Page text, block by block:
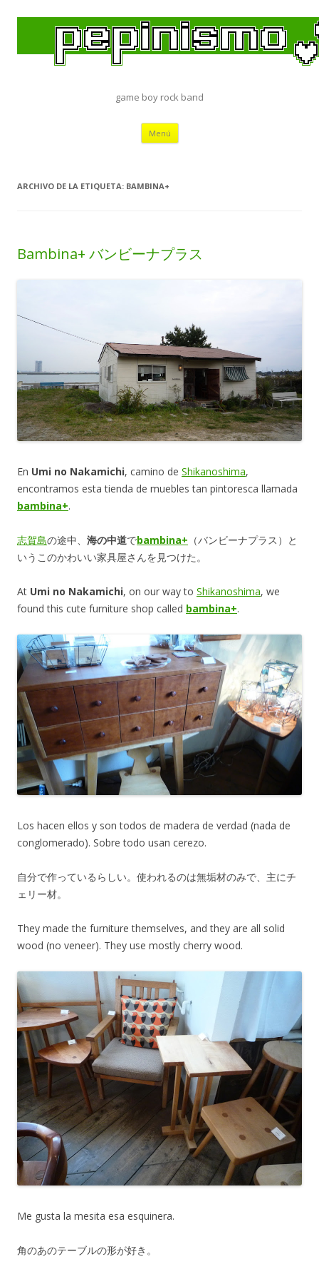
game boy rock band
Menú Saltar
contenido
ARCHIVO DE LA ETIQUETA: BAMBINA+
Bambina+ バンビーナプラス
En Umi no Nakamichi, camino de Shikanoshima,
encontramos esta tienda de muebles tan pintoresca llamada
bambina+.
志賀島の途中、 海の中道でbambina+ （バンビーナプラス）と
いうこのかわいい家具屋さんを見つけた。
At Umi no Nakamichi, on our way to Shikanoshima, we
found this cute furniture shop called bambina+.
Los hacen ellos y son todos de madera de verdad (nada de
conglomerado). Sobre todo usan cerezo.
自分で作っているらしい。使われるのは無垢材のみで、主にチ
ェリー材。
They made the furniture themselves, and they are all solid
wood (no veneer). They use mostly cherry wood.
Me gusta la mesita esa esquinera.
角のあのテーブルの形が好き。